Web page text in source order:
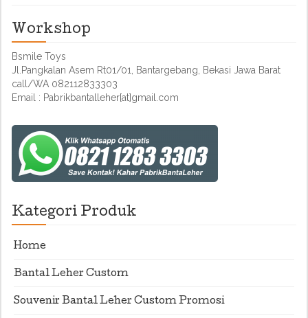
Workshop
Bsmile Toys
Jl.Pangkalan Asem Rt01/01, Bantargebang, Bekasi Jawa Barat
call/WA 082112833303
Email : Pabrikbantalleher[at]gmail.com
Kategori Produk
Home
Bantal Leher Custom
Souvenir Bantal Leher Custom Promosi